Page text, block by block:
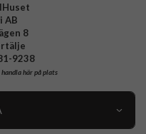
AB
8
9238
här på plats